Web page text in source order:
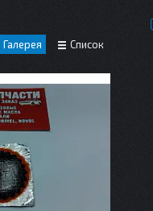
Галерея Список